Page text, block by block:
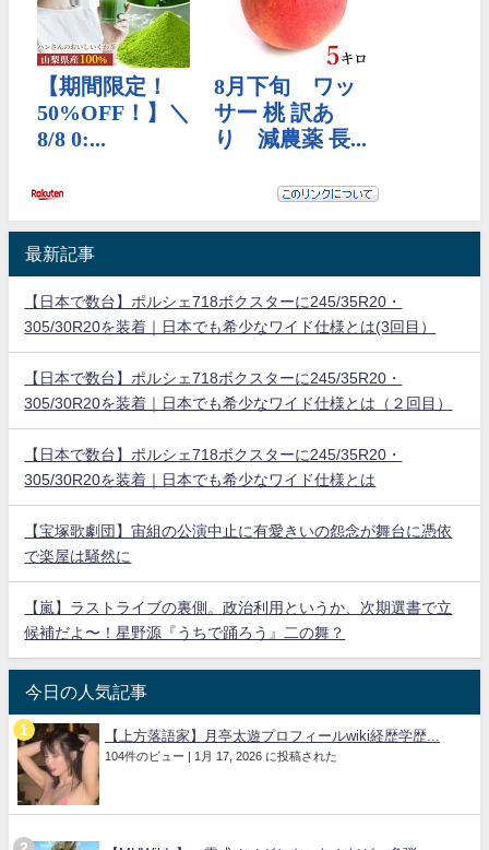
最新記事
【日本で数台】ポルシェ718ボクスターに245/35R20・
305/30R20を装着｜日本でも希少なワイド仕様とは(3回目）
【日本で数台】ポルシェ718ボクスターに245/35R20・
305/30R20を装着｜日本でも希少なワイド仕様とは（２回目）
【日本で数台】ポルシェ718ボクスターに245/35R20・
305/30R20を装着｜日本でも希少なワイド仕様とは
【宝塚歌劇団】宙組の公演中止に有愛きいの怨念が舞台に憑依
で楽屋は騒然に
【嵐】ラストライブの裏側。政治利用というか、次期選書で立
候補だよ〜！星野源『うちで踊ろう』二の舞？
今日の人気記事
【上方落語家】月亭太遊プロフィールwiki経歴学歴...
104件のビュー 1月 17, 2026 に投稿された